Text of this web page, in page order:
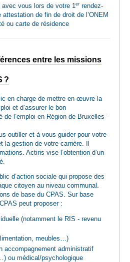
avec vous lors de votre 1 errendez-
de fin de droit de l’ONEM
ou carte de résidence
entre les missions
?
en charge de mettre en œuvre la
et d’assurer le bon
de l’emploi en Région de Bruxelles-
outiller et à vous guider pour votre
la gestion de votre carrière. Il
Actiris vise l’obtention d’un
d’action sociale qui propose des
citoyen au niveau communal.
de base du CPAS. Sur base
peut proposer :
(notamment le RIS - revenu
meubles…)
accompagnement administratif
ou médical/psychologique